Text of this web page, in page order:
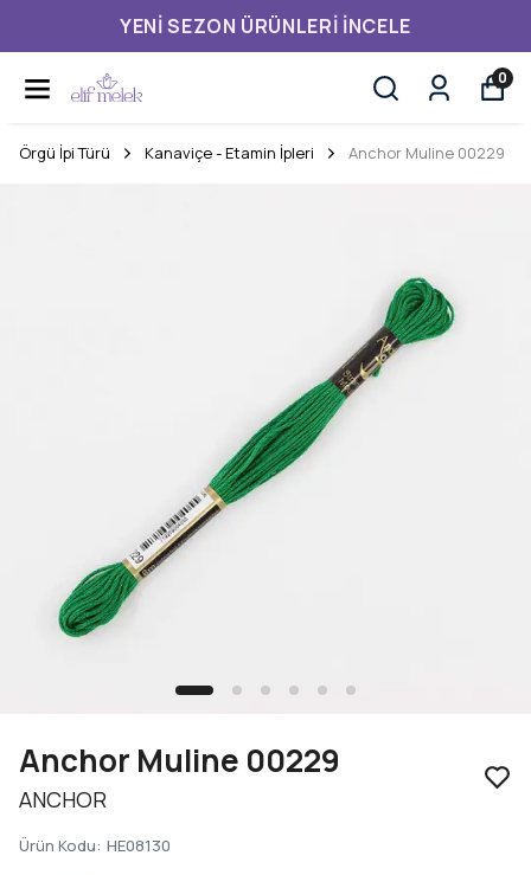
YENI SEZON ÜRÜNLERI İNCELE
0
Örgü İpi Türü Kanaviçe - Etamin İpleri Anchor Muline 00229
Anchor Muline 00229
ANCHOR
Ürün Kodu: HE08130